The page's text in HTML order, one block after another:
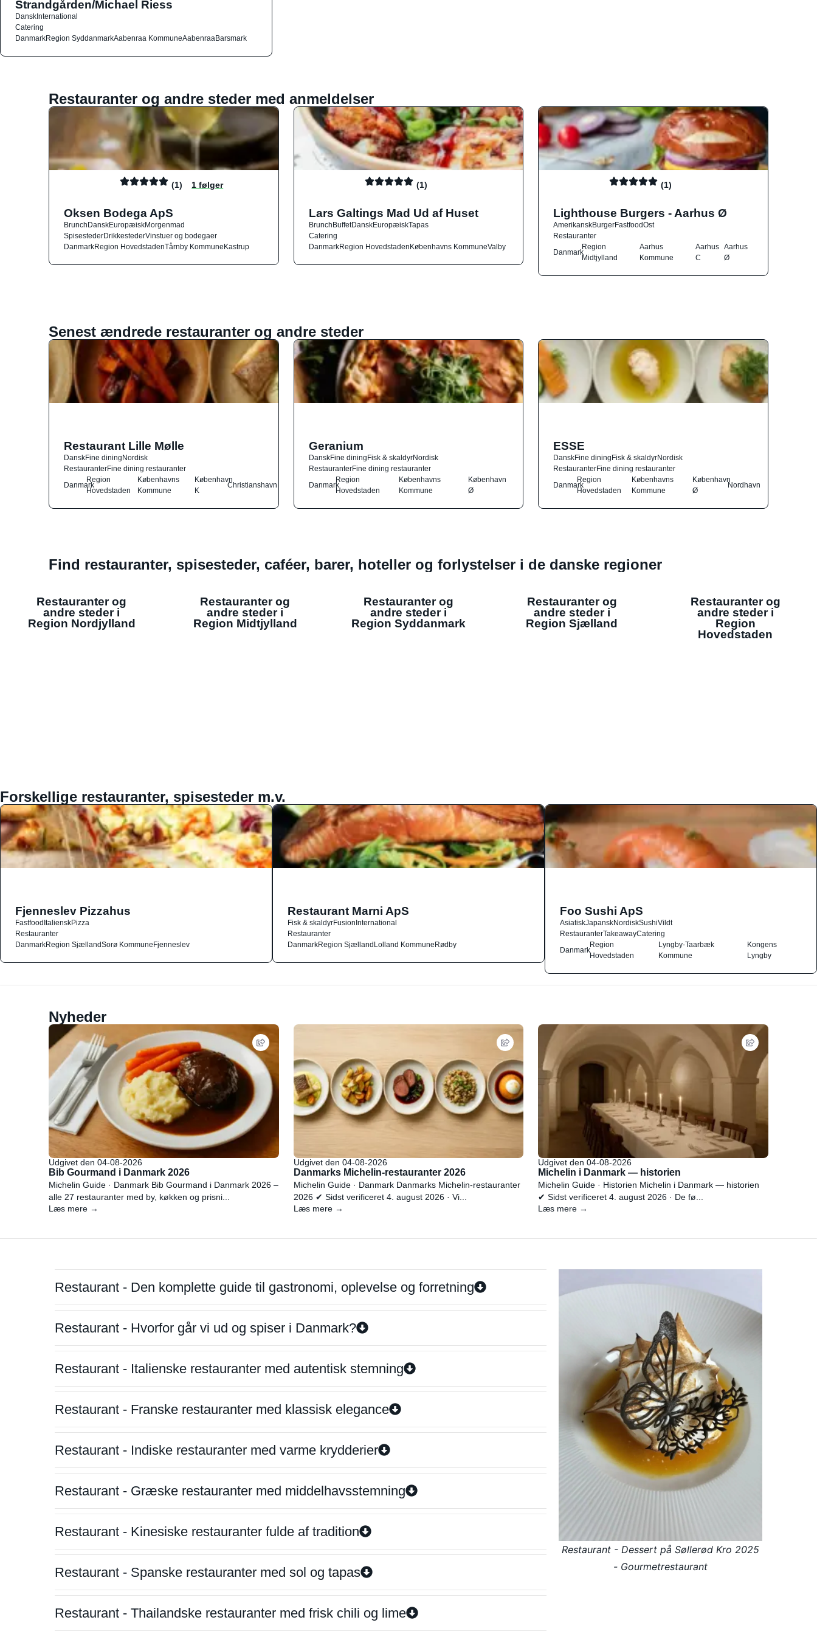
Strandgården/Michael Riess
DanskInternational
Catering
DanmarkRegion SyddanmarkAabenraa KommuneAabenraaBarsmark
Restauranter og andre steder med anmeldelser
(1) 1 følger
Oksen Bodega ApS
BrunchDanskEuropæiskMorgenmad
SpisestederDrikkestederVinstuer og bodegaer
DanmarkRegion HovedstadenTårnby KommuneKastrup
(1)
Lars Galtings Mad Ud af Huset
BrunchBuffetDanskEuropæiskTapas
Catering
DanmarkRegion HovedstadenKøbenhavns KommuneValby
(1)
Lighthouse Burgers - Aarhus Ø
AmerikanskBurgerFastfoodOst
Restauranter
Danmark
Region
Midtjylland
Aarhus
Kommune
Aarhus
C
Aarhus
Ø
Senest ændrede restauranter og andre steder
Restaurant Lille Mølle
DanskFine diningNordisk
RestauranterFine dining restauranter
Danmark
Region
Hovedstaden
Københavns
Kommune
København
K
Christianshavn
Geranium
DanskFine diningFisk & skaldyrNordisk
RestauranterFine dining restauranter
Danmark
Region
Hovedstaden
Københavns
Kommune
København
Ø
ESSE
DanskFine diningFisk & skaldyrNordisk
RestauranterFine dining restauranter
Danmark
Region
Hovedstaden
Københavns
Kommune
København
Ø
Nordhavn
Find restauranter, spisesteder, caféer, barer, hoteller og forlystelser i de danske regioner
Restauranter og
andre steder i
Region Nordjylland
Restauranter og
andre steder i
Region Midtjylland
Restauranter og
andre steder i
Region Syddanmark
Restauranter og
andre steder i
Region Sjælland
Restauranter og
andre steder i
Region
Hovedstaden
Forskellige restauranter, spisesteder m.v.
Fjenneslev Pizzahus
FastfoodItalienskPizza
Restauranter
DanmarkRegion SjællandSorø KommuneFjenneslev
Restaurant Marni ApS
Fisk & skaldyrFusionInternational
Restauranter
DanmarkRegion SjællandLolland KommuneRødby
Foo Sushi ApS
AsiatiskJapanskNordiskSushiVildt
RestauranterTakeawayCatering
Danmark
Region
Hovedstaden
Lyngby-Taarbæk
Kommune
Kongens
Lyngby
Nyheder
Udgivet den 04-08-2026
Bib Gourmand i Danmark 2026
Michelin Guide · Danmark Bib Gourmand i Danmark 2026 –
alle 27 restauranter med by, køkken og prisni...
Læs mere →
Udgivet den 04-08-2026
Danmarks Michelin-restauranter 2026
Michelin Guide · Danmark Danmarks Michelin-restauranter
2026 ✔ Sidst verificeret 4. august 2026 · Vi...
Læs mere →
Udgivet den 04-08-2026
Michelin i Danmark — historien
Michelin Guide · Historien Michelin i Danmark — historien
✔ Sidst verificeret 4. august 2026 · De fø...
Læs mere →
Restaurant - Den komplette guide til gastronomi, oplevelse og forretning
Restaurant - Hvorfor går vi ud og spiser i Danmark?
Restaurant - Italienske restauranter med autentisk stemning
Restaurant - Franske restauranter med klassisk elegance
Restaurant - Indiske restauranter med varme krydderier
Restaurant - Græske restauranter med middelhavsstemning
Restaurant - Kinesiske restauranter fulde af tradition
Restaurant - Spanske restauranter med sol og tapas
Restaurant - Thailandske restauranter med frisk chili og lime
Restaurant - Dessert på Søllerød Kro 2025
- Gourmetrestaurant